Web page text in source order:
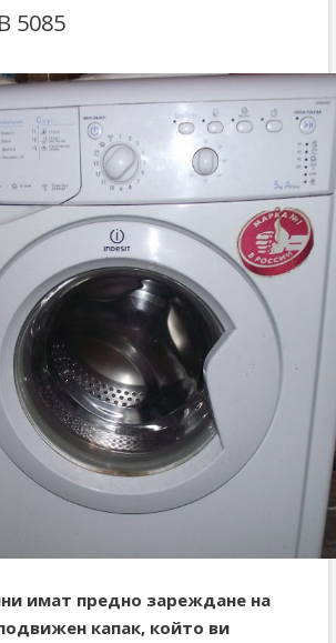
5085
имат предно зареждане на
капак, който ви